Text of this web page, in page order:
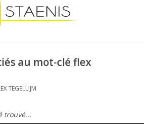
au mot-clé flex
TEGELLIJM
trouvé...